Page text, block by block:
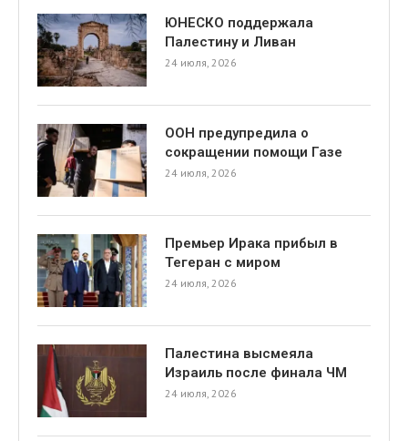
ЮНЕСКО поддержала
Палестину и Ливан
24 июля, 2026
ООН предупредила о
сокращении помощи Газе
24 июля, 2026
Премьер Ирака прибыл в
Тегеран с миром
24 июля, 2026
Палестина высмеяла
Израиль после финала ЧМ
24 июля, 2026